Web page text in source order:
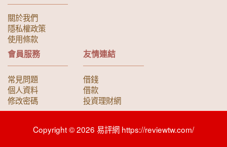
關於我們
隱私權政策
使用條款
會員服務
常見問題
個人資料
修改密碼
友情連結
借錢
借款
投資理財網
Copyright © 2026 易評網 https://reviewtw.com/